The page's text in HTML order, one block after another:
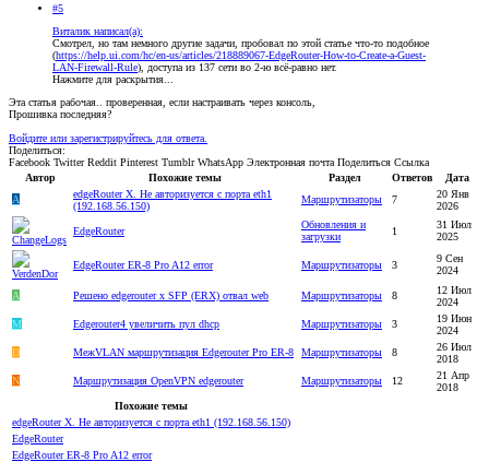
#5
Виталик написал(а):
Смотрел, но там немного другие задачи, пробовал по этой статье что-то подобное
(https://help.ui.com/hc/en-us/articles/218889067-EdgeRouter-How-to-Create-a-Guest-
LAN-Firewall-Rule), доступа из 137 сети во 2-ю всё-равно нет.
Нажмите для раскрытия...
Эта статья рабочая.. проверенная, если настраивать через консоль,
Прошивка последняя?
Войдите или зарегистрируйтесь для ответа.
Поделиться:
Facebook Twitter Reddit Pinterest Tumblr WhatsApp Электронная почта Поделиться Ссылка
Автор
Похожие темы Раздел Ответов
Дата
A
edgeRouter X. Не авторизуется с порта eth1
(192.168.56.150)
Маршрутизаторы 7
20 Янв
2026
EdgeRouter
Обновления и
загрузки
1
31 Июл
2025
EdgeRouter ER-8 Pro A12 error Маршрутизаторы 3
9 Сен
2024
A Решено edgerouter x SFP (ERX) отвал web Маршрутизаторы 8
12 Июл
2024
M
Edgerouter4 увеличить пул dhcp Маршрутизаторы 3
19 Июн
2024
D
МежVLAN маршрутизация Edgerouter Pro ER-8 Маршрутизаторы 8
26 Июл
2018
N
Маршрутизация OpenVPN edgerouter Маршрутизаторы 12
21 Апр
2018
Похожие темы
edgeRouter X. Не авторизуется с порта eth1 (192.168.56.150)
EdgeRouter
EdgeRouter ER-8 Pro A12 error